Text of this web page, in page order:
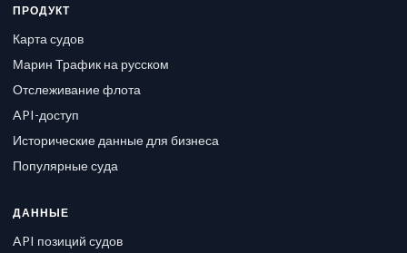
ПРОДУКТ
Карта судов
Марин Трафик на русском
Отслеживание флота
API-доступ
Исторические данные для бизнеса
Популярные суда
ДАННЫЕ
API позиций судов